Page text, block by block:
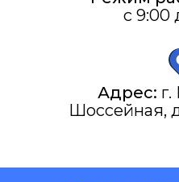
с 9:00
Адрес: г.
Шоссейная,